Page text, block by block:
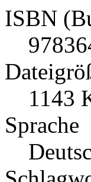
ISBN
1143
Sprache